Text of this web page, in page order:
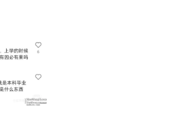
ref=home微信下单 搜小程
序： 绝世宝藏 抖音下单
搜：悲伤男孩 在账号橱窗
内可购